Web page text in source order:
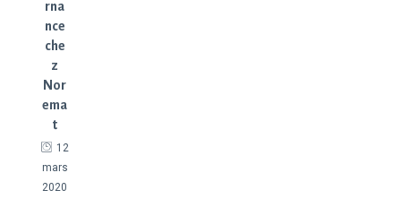
rna
nce
che
z
Nor
ema
t
12
mars
2020